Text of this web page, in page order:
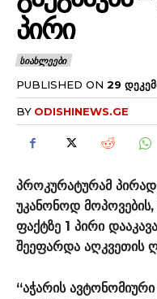
ᲞᲘᲠᲘ
ᲡᲘᲐᲮᲚᲔᲔᲑᲘ
PUBLISHED ON 29
BY ODISHINEWS.GE
პროკურატურამ
უკანონოდ მოპოვების,
ფაქტზე 1 პირი
შეეფარდა აღკვეთის
“აჭარის